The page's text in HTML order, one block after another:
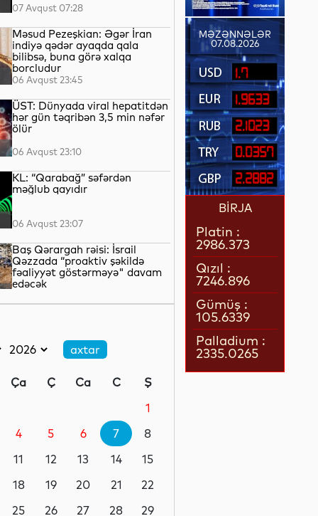
07 Avqust 07:28
Məsud Pezeşkian: Əgər İran
indiyə qədər ayaqda qala
bilibsə, buna görə xalqa
borcludur
06 Avqust 23:45
ÜST: Dünyada viral hepatitdən
hər gün təqribən 3,5 min nəfər
ölür
06 Avqust 23:10
KL: “Qarabağ” səfərdən
məğlub qayıdır
06 Avqust 23:07
Baş Qərargah rəisi: İsrail
Qəzzada “proaktiv şəkildə
fəaliyyət göstərməyə" davam
edəcək
təşkilatı Aİ-ni əhalinin istidən
görməyə çağırıb
06 Avqust 21:39
Rusiyanın Yaroslavl və Tver
yaşayış binalarına zərər vurub
06 Avqust 21:17
Ça Ç Ca C
Ş
1
4 5 6 7
8
11 12 13 14
15
18 19 20 21
22
25 26 27 28
29
MƏZƏNNƏLƏR
07.08.2026
1.7
1.9633
2.1023
0.0357
2.2882
BİRJA
Platin :
2986.373
Qızıl :
7246.896
Gümüş :
105.6339
Palladium :
2335.0265